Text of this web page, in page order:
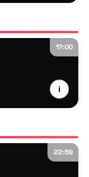
17:00
i
22:59